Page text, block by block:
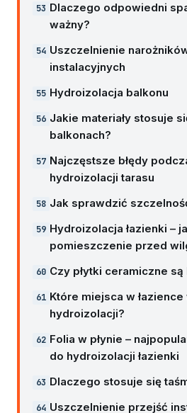
Dlaczego odpowiedni
ważny?
Uszczelnienie
instalacyjnych
Hydroizolacja balkonu
Jakie materiały stosuje
balkonach?
Najczęstsze błędy
hydroizolacji tarasu
Jak sprawdzić
Hydroizolacja łazienki –
pomieszczenie przed
Czy płytki ceramiczne
Które miejsca w
hydroizolacji?
Folia w płynie –
do hydroizolacji łazienki
Dlaczego stosuje się
Uszczelnienie przejść